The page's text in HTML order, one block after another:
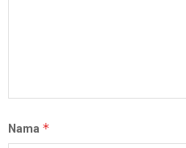
Nama *